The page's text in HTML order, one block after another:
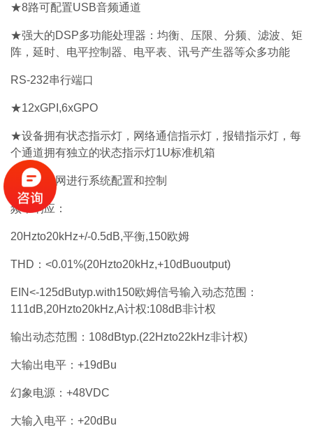
★8路可配置USB音频通道
★强大的DSP多功能处理器：均衡、压限、分频、滤波、矩
阵，延时、电平控制器、电平表、讯号产生器等众多功能
RS-232串行端口
★12xGPI,6xGPO
★设备拥有状态指示灯，网络通信指示灯，报错指示灯，每
个通道拥有独立的状态指示灯1U标准机箱
通过以太网进行系统配置和控制
频率响应：
20Hzto20kHz+/-0.5dB,平衡,150欧姆
THD：<0.01%(20Hzto20kHz,+10dBuoutput)
EIN<-125dButyp.with150欧姆信号输入动态范围：
111dB,20Hzto20kHz,A计权:108dB非计权
输出动态范围：108dBtyp.(22Hzto22kHz非计权)
大输出电平：+19dBu
幻象电源：+48VDC
大输入电平：+20dBu